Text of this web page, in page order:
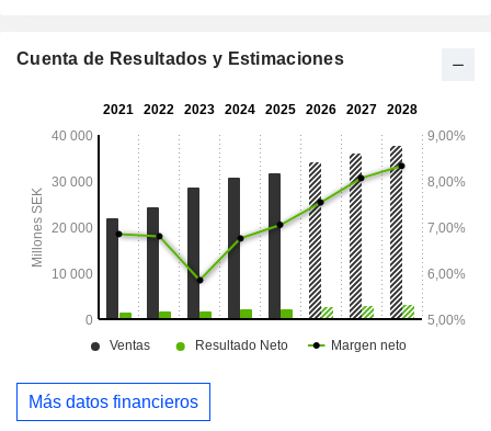
arquitectura e ingeniería en siete de sus ocho mercados
Cuenta de Resultados y Estimaciones
Más datos financieros